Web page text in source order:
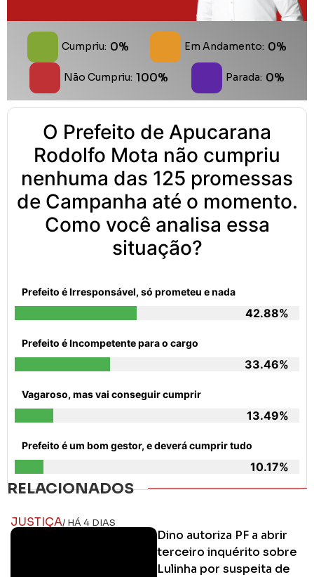
Cumpriu: 0% Em Andamento: 0%
Não Cumpriu: 100% Parada: 0%
O Prefeito de Apucarana
Rodolfo Mota não cumpriu
nenhuma das 125 promessas
de Campanha até o momento.
Como você analisa essa
situação?
Prefeito é Irresponsável, só prometeu e nada
42.88%
Prefeito é Incompetente para o cargo
33.46%
Vagaroso, mas vai conseguir cumprir
13.49%
Prefeito é um bom gestor, e deverá cumprir tudo
10.17%
RELACIONADOS
JUSTIÇA/ HÁ 4 DIAS
Dino autoriza PF a abrir
terceiro inquérito sobre
Lulinha por suspeita de